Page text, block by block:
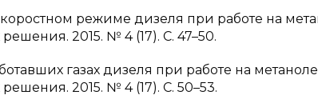
режиме дизеля при работе на
2015. № 4 (17). С. 47–50.
газах дизеля при работе на
2015. № 4 (17). С. 50–53.